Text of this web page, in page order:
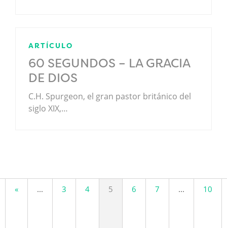
ARTÍCULO
60 SEGUNDOS – LA GRACIA
DE DIOS
C.H. Spurgeon, el gran pastor británico del
siglo XIX,…
« ... 3 4 5 6 7 ... 10